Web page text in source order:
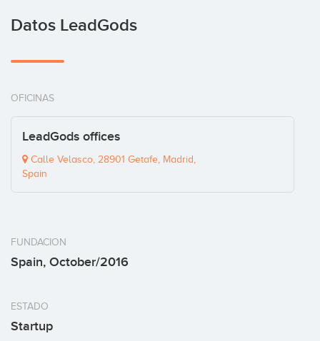
Datos LeadGods
OFICINAS
LeadGods offices
Calle Velasco, 28901 Getafe, Madrid,
Spain
FUNDACION
Spain, October/2016
ESTADO
Startup